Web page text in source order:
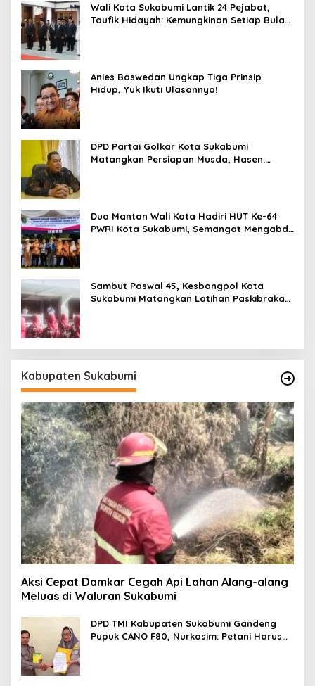
Wali Kota Sukabumi Lantik 24 Pejabat,
Taufik Hidayah: Kemungkinan Setiap Bulan
Anies Baswedan Ungkap Tiga Prinsip
Hidup, Yuk Ikuti Ulasannya!
DPD Partai Golkar Kota Sukabumi
Matangkan Persiapan Musda, Hasen:
Dua Mantan Wali Kota Hadiri HUT Ke-64
PWRI Kota Sukabumi, Semangat Mengabdi
Sambut Paswal 45, Kesbangpol Kota
Sukabumi Matangkan Latihan Paskibraka
Kabupaten Sukabumi
Aksi Cepat Damkar Cegah Api Lahan Alang-alang
Meluas di Waluran Sukabumi
DPD TMI Kabupaten Sukabumi Gandeng
Pupuk CANO F80, Nurkosim: Petani Harus